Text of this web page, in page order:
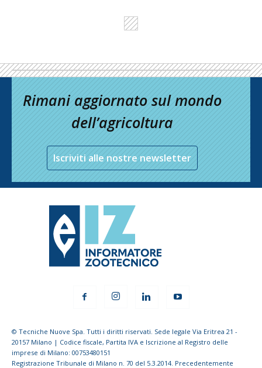
Rimani aggiornato sul mondo
dell’agricoltura
Iscriviti alle nostre newsletter
© Tecniche Nuove Spa. Tutti i diritti riservati. Sede legale Via Eritrea 21 -
20157 Milano | Codice fiscale, Partita IVA e Iscrizione al Registro delle
imprese di Milano: 00753480151
Registrazione Tribunale di Milano n. 70 del 5.3.2014. Precedentemente